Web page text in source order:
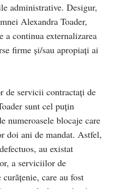
administrative. Desigur,
Alexandra Toader,
a continua externalizarea
firme și/sau apropiați ai
de servicii contractați de
sunt cel puțin
numeroasele blocaje care
doi ani de mandat. Astfel,
au existat
a serviciilor de
care au fost